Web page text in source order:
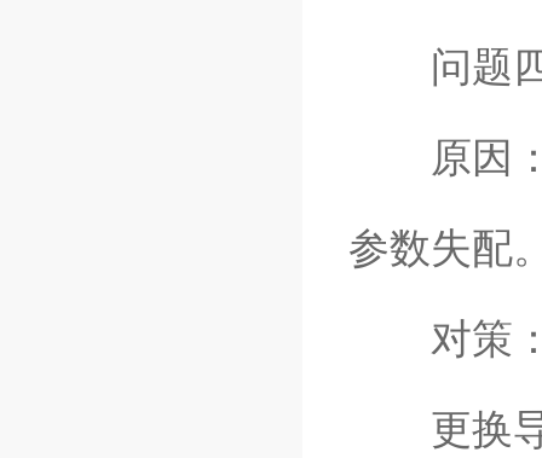
问题四
原因：
参数失配
对策
更换导